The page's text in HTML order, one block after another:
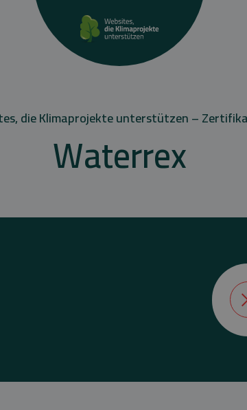
die Klimaprojekte unterstützen –
Waterrex